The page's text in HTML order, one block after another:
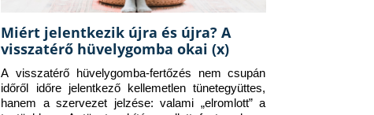
Miért jelentkezik újra és újra? A
visszatérő hüvelygomba okai (x)
A visszatérő hüvelygomba-fertőzés nem csupán
időről időre jelentkező kellemetlen tünetegyüttes,
hanem a szervezet jelzése: valami „elromlott” a